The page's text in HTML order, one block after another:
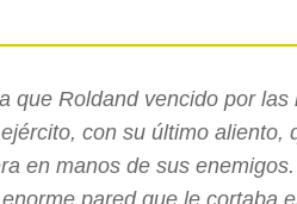
que Roldand vencido por
con su último aliento,
en manos de sus
pared que le cortaba